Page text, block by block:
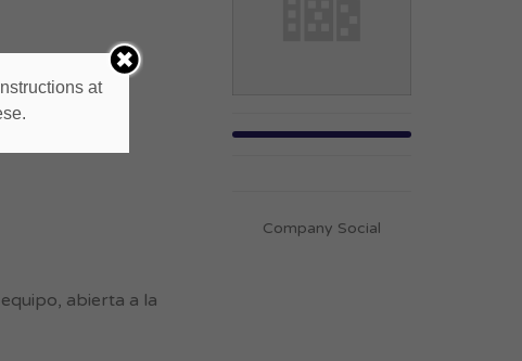
abierta a la
Company Social
at